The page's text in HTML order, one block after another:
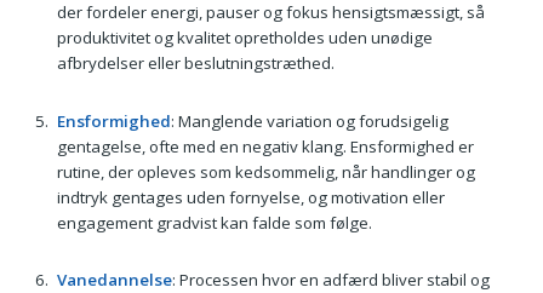
der fordeler energi, pauser og fokus hensigtsmæssigt, så
produktivitet og kvalitet opretholdes uden unødige
afbrydelser eller beslutningstræthed.
Ensformighed: Manglende variation og forudsigelig
gentagelse, ofte med en negativ klang. Ensformighed er
rutine, der opleves som kedsommelig, når handlinger og
indtryk gentages uden fornyelse, og motivation eller
engagement gradvist kan falde som følge.
Vanedannelse: Processen hvor en adfærd bliver stabil og